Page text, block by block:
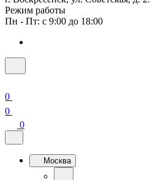
Режим работы
Пн - Пт: с 9:00 до 18:00
0
0
0
Москва